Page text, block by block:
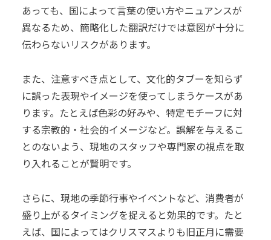
あっても、国によって言葉の使い方やニュアンスが
異なるため、簡略化した翻訳だけでは意図が十分に
伝わらないリスクがあります。
また、注意すべき点として、文化的タブーを知らず
に誤った表現やイメージを使ってしまうケースがあ
ります。たとえば色彩の好みや、特定モチーフに対
する宗教的・社会的イメージなど。誤解を与えるこ
とのないよう、現地のスタッフや専門家の視点を取
り入れることが賢明です。
さらに、現地の季節行事やイベントなど、消費者が
盛り上がるタイミングを捉えると効果的です。たと
えば、国によってはクリスマスよりも旧正月に需要